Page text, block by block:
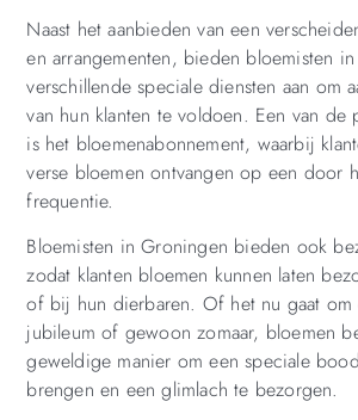
Naast het aanbieden van een
en arrangementen, bieden bloemisten
verschillende speciale diensten aan om
van hun klanten te voldoen. Een van de
is het bloemenabonnement, waarbij
verse bloemen ontvangen op een door
frequentie.
Bloemisten in Groningen bieden ook
zodat klanten bloemen kunnen laten
of bij hun dierbaren. Of het nu gaat om
jubileum of gewoon zomaar, bloemen
geweldige manier om een speciale
brengen en een glimlach te bezorgen.